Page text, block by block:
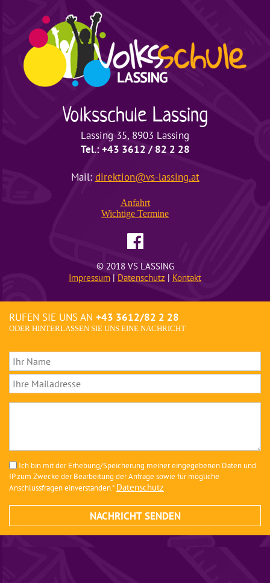
VolksschuleLassing
Lassing 35, 8903 Lassing
Tel.: +43 3612 / 82 2 28
Mail: direktion@vs-lassing.at
Anfahrt
Wichtige Termine
© 2018 VS LASSING
Impressum | Datenschutz | Kontakt
RUFEN SIE UNS AN +43 3612/82 2 28
ODER HINTERLASSEN SIE UNS EINE NACHRICHT
Ich bin mit der Erhebung/Speicherung meiner eingegebenen Daten und
IP zum Zwecke der Bearbeitung der Anfrage sowie für mögliche
Anschlussfragen einverstanden.* Datenschutz